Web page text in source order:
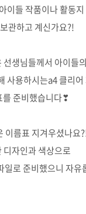
이들 작품이나 활동지
관하고 계신가요?!
선생님들께서 아이들
사용하시는a4 클리
를 준비했습니다❣
이름표 지겨우셨나요
디자인과 색상으로
일로 준비했으니 자